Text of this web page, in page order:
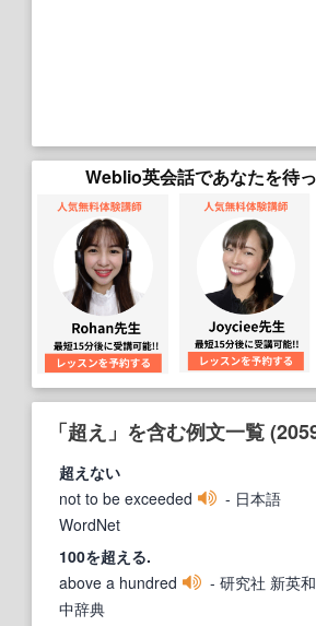
Weblio英会話であなたを待
「超え」を含む例文一覧
超え ない
not to be exceeded
- 日本語
WordNet
100を超え る.
above a hundred
- 研究社 新英和
中辞典